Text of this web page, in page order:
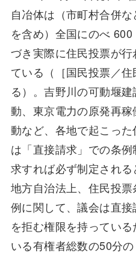
自冶体は（市町村合併
を含め）全国にのべ
づき実際に住民投票が
ている（［国民投票／
る）。吉野川の可動堰
動、東京電力の原発再
動など、各地で起こっ
は「直接請求」での条
求すれば必ず制定される
地方自治法上、住民投
例に関して、議会は直
を拒む権限を持ってい
いる有権者総数の50分